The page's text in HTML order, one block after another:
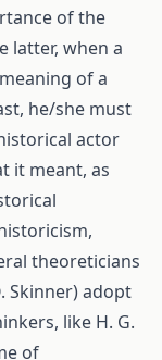
of the
latter, when a
of a
he/she must
actor
it meant, as
theoreticians
Skinner) adopt
like H. G.
of